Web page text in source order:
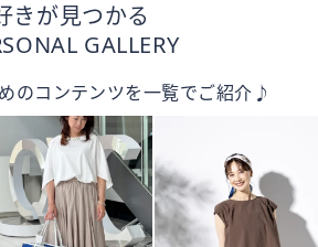
きが見つかる
GALLERY
のコンテンツを一覧でご紹介♪